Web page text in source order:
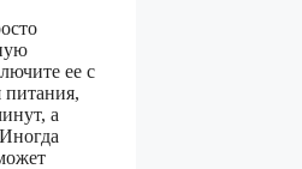
ее с
а